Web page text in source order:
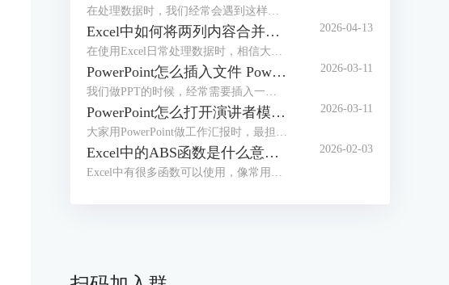
在处理数据时，我们经常会遇到这样的困扰，比如20240520、20250521或者20260502等，想将其变成标准日期格式却又不知道该如何操作。不用担心，这些看似复杂的问题，其实都有简单高效的解决方法。接下来本文将围绕Excel中如何将一串数字变为日期，Excel中如何将一列数据分成几列等内容进行介绍，一起来学习下。
Excel中如何将两列内容合并到一起 Excel中如何将行转换成列
在使用Excel日常处理数据时，相信大家经常会遇到将几列内容合并到一起或者把行转成列的基础操作。不管是整理客户信息、汇总销售数据或是制作报表，学会这些技巧后，都可以有效提高我们的工作效率。接下来就给大家说一下Excel中如何将两列内容合并到一起，Excel中如何将行转换成列的相关内容。
2026-04-13
PowerPoint怎么插入文件 PowerPoint怎么插入思维导图
我们做PPT的时候，经常需要插入一些外部文件进去。插入之后文件会变成一个小图标嵌在幻灯片中，演示的时候点击一下图标，就能直接打开原文件了。不过还有好多小伙伴不知道怎么操作。别急，接下来我们就给大家讲讲PowerPoint怎么插入文件，PowerPoint怎么插入思维导图的实用技巧。
2026-03-11
PowerPoint怎么打开演讲者模式 PowerPoint怎么压缩PPT大小
大家用PowerPoint做工作汇报时，最担心的莫过于汇报到一半的时候忘词，或者搞不清当前页讲完该接哪一页内容了吧，其实这事情非常容易解决，可以设置演讲者模式，这样我们自己能看到备注和下一页预览，而观众那边只显示正常的放映画面。接下来我们就给大家介绍一下PowerPoint怎么打开演讲者模式，PowerPoint怎么压缩PPT大小的相关内容。
2026-03-11
Excel中的ABS函数是什么意思 Excel中的ABS函数怎么用
Excel中有很多函数可以使用，像常用的SUM求和函数、VLOOKUP查找函数、IF条件判断函数、ABS绝对值函数等，通过这些函数，可以有效帮我们提升数据处理和分析效率。接下来我们就以ABS函数为例，来为大家分享一下Excel中的ABS函数是什么意思，Excel中的ABS函数怎么用的相关内容，方法步骤非常简单，一起来学习下。
2026-02-03